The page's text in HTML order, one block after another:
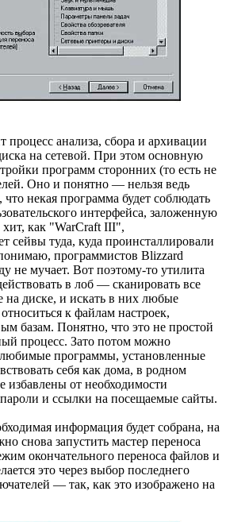
процесс анализа, сбора и архивации
на сетевой. При этом основную
программ сторонних (то есть не
Оно и понятно — нельзя ведь
что некая программа будет соблюдать
интерфейса, заложенную
как "WarCraft III",
сейвы туда, куда проинсталлировали
программистов Blizzard
не мучает. Вот поэтому-то утилита
в лоб — сканировать все
диске, и искать в них любые
к файлам настроек,
базам. Понятно, что это не простой
процесс. Зато потом можно
любимые программы, установленные
себя как дома, в родном
избавлены от необходимости
и ссылки на посещаемые сайты.
информация будет собрана, на
снова запустить мастер переноса
окончательного переноса файлов и
это через выбор последнего
— так, как это изображено на